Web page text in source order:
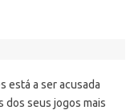
está a ser acusada
dos seus jogos mais